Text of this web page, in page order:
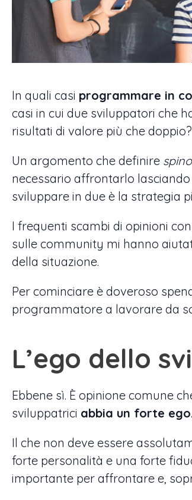
In quali casi programmare in
casi in cui due sviluppatori che
risultati di valore più che doppio?
Un argomento che definire
necessario affrontarlo
sviluppare in due è la strategia
I frequenti scambi di opinioni
sulle community mi hanno
della situazione.
Per cominciare è doveroso
programmatore a lavorare da
L’ego dello
Ebbene sì. È opinione comune
sviluppatrici abbia un forte ego.
Il che non deve essere
forte personalità e una forte
importante per affrontare e,